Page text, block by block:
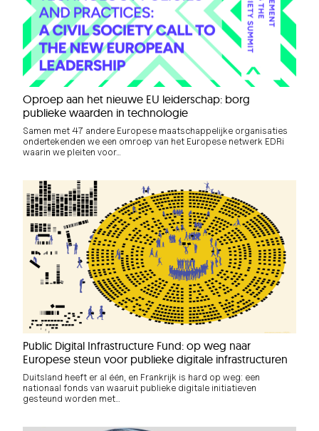
Oproep aan het nieuwe EU leiderschap: borg
publieke waarden in technologie
Samen met 47 andere Europese maatschappelijke organisaties
ondertekenden we een omroep van het Europese netwerk EDRi
waarin we pleiten voor…
Public Digital Infrastructure Fund: op weg naar
Europese steun voor publieke digitale infrastructuren
Duitsland heeft er al één, en Frankrijk is hard op weg: een
nationaal fonds van waaruit publieke digitale initiatieven
gesteund worden met…